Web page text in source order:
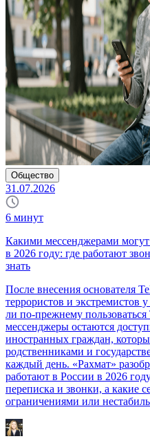
Общество
31.07.2026
6 минут
Какими мессенджерами
в 2026 году: где работают
знать
После внесения основателя
террористов и экстремистов
ли по-прежнему
мессенджеры остаются
иностранных граждан,
родственниками и
каждый день. «Рахмат»
работают в России в 2026
переписка и звонки, а какие
ограничениями или